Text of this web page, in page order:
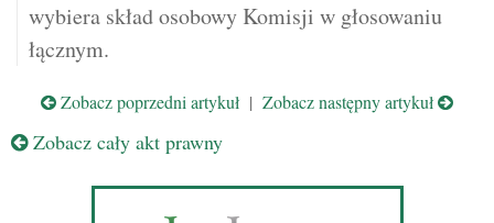
wybiera skład osobowy Komisji w głosowaniu
łącznym.
Zobacz poprzedni artykuł | Zobacz następny artykuł
Zobacz cały akt prawny